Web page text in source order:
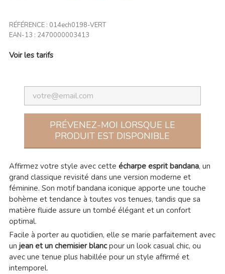
RÉFÉRENCE : 014ech0198-VERT
EAN-13 : 2470000003413
Voir les tarifs
PRÉVENEZ-MOI LORSQUE LE
PRODUIT EST DISPONIBLE
Affirmez votre style avec cette écharpe esprit bandana, un
grand classique revisité dans une version moderne et
féminine. Son motif bandana iconique apporte une touche
bohème et tendance à toutes vos tenues, tandis que sa
matière fluide assure un tombé élégant et un confort
optimal.
Facile à porter au quotidien, elle se marie parfaitement avec
un jean et un chemisier blancpour un look casual chic, ou
avec une tenue plus habillée pour un style affirmé et
intemporel.